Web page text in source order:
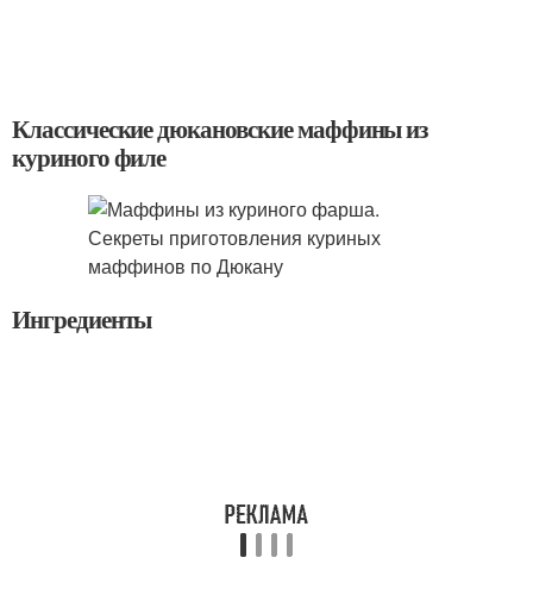
Классические дюкановские маффины из
куриного филе
Ингредиенты